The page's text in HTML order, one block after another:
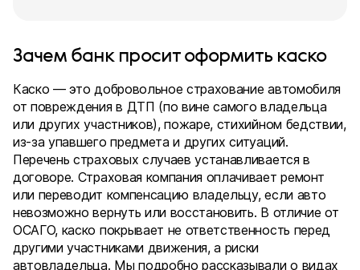
Зачем банк просит оформить каско
Каско — это добровольное страхование автомобиля
от повреждения в ДТП (по вине самого владельца
или других участников), пожаре, стихийном бедствии,
из-за упавшего предмета и других ситуаций.
Перечень страховых случаев устанавливается в
договоре. Страховая компания оплачивает ремонт
или переводит компенсацию владельцу, если авто
невозможно вернуть или восстановить. В отличие от
ОСАГО, каско покрывает не ответственность перед
другими участниками движения, а риски
автовладельца. Мы подробно рассказывали о видах